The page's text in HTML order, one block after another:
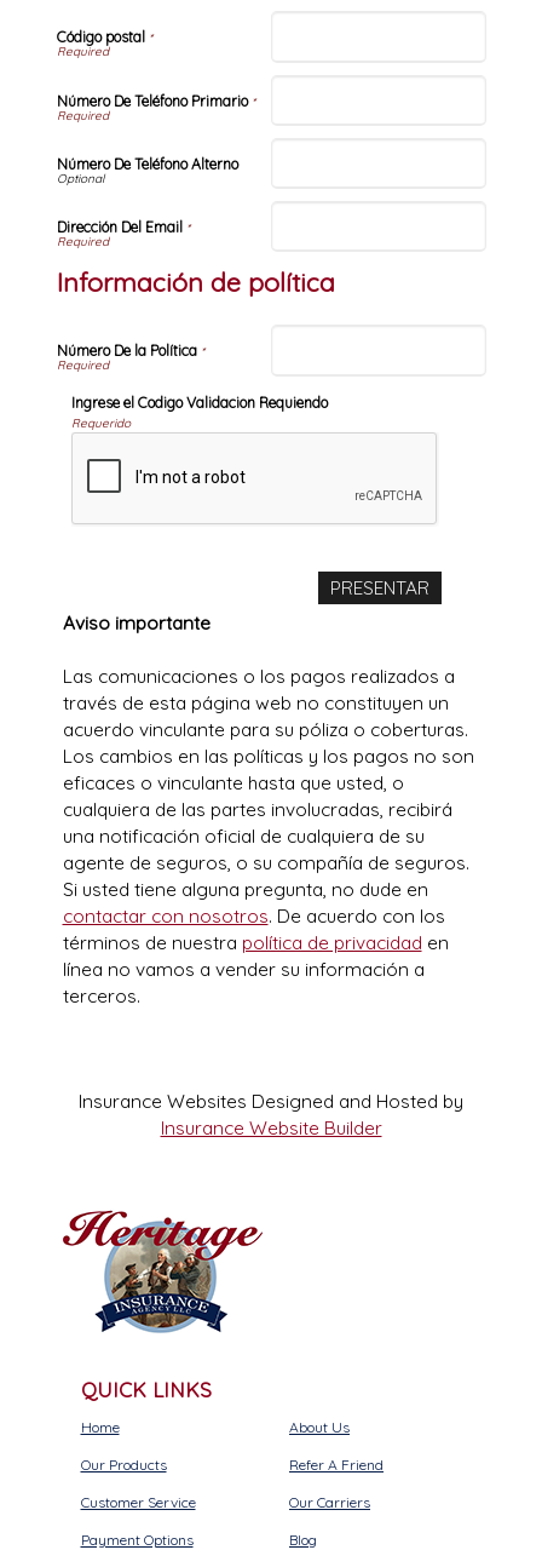
Código postal*
Número De Teléfono Primario*
Número De Teléfono Alterno
Dirección Del Email*
Información de política
Número De la Política*
Ingrese el Codigo Validacion Requiendo
Requerido
Aviso importante
Las comunicaciones o los pagos realizados a
través de esta página web no constituyen un
acuerdo vinculante para su póliza o coberturas.
Los cambios en las políticas y los pagos no son
eficaces o vinculante hasta que usted, o
cualquiera de las partes involucradas, recibirá
una notificación oficial de cualquiera de su
agente de seguros, o su compañía de seguros.
Si usted tiene alguna pregunta, no dude en
contactar con nosotros. De acuerdo con los
términos de nuestra política de privacidad en
línea no vamos a vender su información a
terceros.
Insurance Websites Designed and Hosted by
Insurance Website Builder
QUICK LINKS
Home
Our Products
Customer Service
Payment Options
About Us
Refer A Friend
Our Carriers
Blog